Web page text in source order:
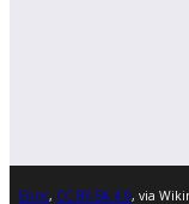
Enric, CC BY-SA 4.0, via